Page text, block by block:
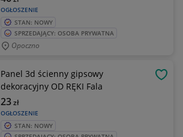
OGŁOSZENIE
STAN: NOWY
SPRZEDAJĄCY: OSOBA PRYWATNA
Opoczno
Panel 3d ścienny gipsowy
dekoracyjny OD RĘKI Fala
OGŁOSZENIE
23zł
STAN: NOWY